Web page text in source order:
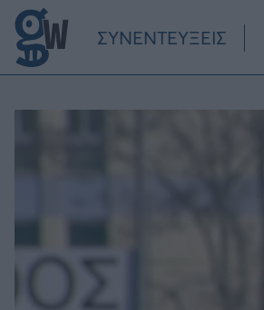
Παράκαμψη προς το κυρίως περιεχόμενο
ΣΥΝΕΝΤΕΥΞΕΙΣ